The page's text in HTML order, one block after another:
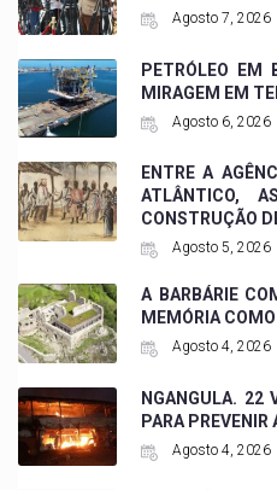
Agosto 7, 2026
PETRÓLEO EM
MIRAGEM EM
Agosto 6, 2026
ENTRE A
ATLÂNTICO,
CONSTRUÇÃO
Agosto 5, 2026
A BARBÁRIE
MEMÓRIA
Agosto 4, 2026
NGANGULA. 22
PARA
Agosto 4, 2026